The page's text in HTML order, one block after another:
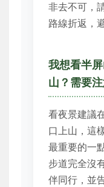
非去不可，
路線折返，
我想看半
山？需要
看夜景建議
口上山，這
最重要的一
步道完全沒
伴同行，並